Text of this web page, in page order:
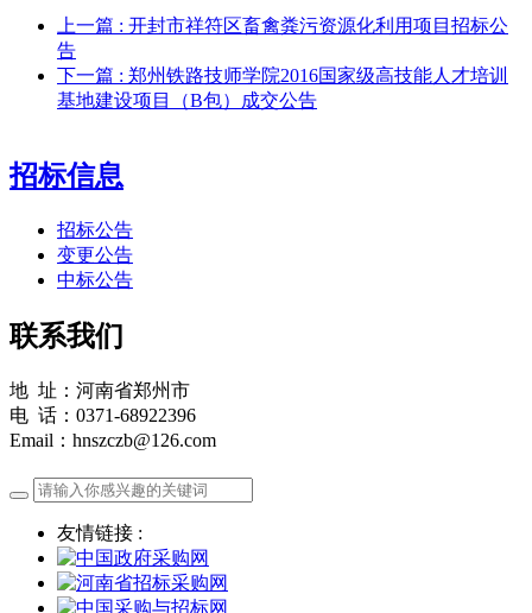
上一篇 : 开封市祥符区畜禽粪污资源化利用项目招标公
告
下一篇 : 郑州铁路技师学院2016国家级高技能人才培训
基地建设项目（B包）成交公告
招标信息
招标公告
变更公告
中标公告
联系我们
地 址：河南省郑州市
电 话：0371-68922396
Email：hnszczb@126.com
友情链接 :